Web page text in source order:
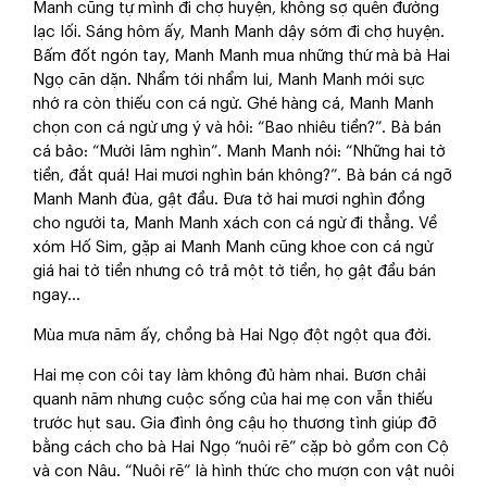
Manh cũng tự mình đi chợ huyện, không sợ quên đường
lạc lối. Sáng hôm ấy, Manh Manh dậy sớm đi chợ huyện.
Bấm đốt ngón tay, Manh Manh mua những thứ mà bà Hai
Ngọ căn dặn. Nhẩm tới nhẩm lui, Manh Manh mới sực
nhớ ra còn thiếu con cá ngừ. Ghé hàng cá, Manh Manh
chọn con cá ngừ ưng ý và hỏi: “Bao nhiêu tiền?”. Bà bán
cá bảo: “Mười lăm nghìn”. Manh Manh nói: “Những hai tờ
tiền, đắt quá! Hai mươi nghìn bán không?”. Bà bán cá ngỡ
Manh Manh đùa, gật đầu. Đưa tờ hai mươi nghìn đồng
cho người ta, Manh Manh xách con cá ngừ đi thẳng. Về
xóm Hố Sim, gặp ai Manh Manh cũng khoe con cá ngừ
giá hai tờ tiền nhưng cô trả một tờ tiền, họ gật đầu bán
ngay…
Mùa mưa năm ấy, chồng bà Hai Ngọ đột ngột qua đời.
Hai mẹ con côi tay làm không đủ hàm nhai. Bươn chải
quanh năm nhưng cuộc sống của hai mẹ con vẫn thiếu
trước hụt sau. Gia đình ông cậu họ thương tình giúp đỡ
bằng cách cho bà Hai Ngọ “nuôi rẽ” cặp bò gồm con Cộ
và con Nâu. “Nuôi rẽ” là hình thức cho mượn con vật nuôi